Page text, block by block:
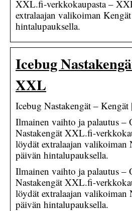
XXL.fi-verkkokaupasta –
extralaajan valikoiman
hintalupauksella.
Icebug
XXL
Icebug Nastakengät –
Ilmainen vaihto ja palautus –
Nastakengät XXL.fi-
löydät extralaajan valikoiman
päivän hintalupauksella.
Ilmainen vaihto ja palautus –
Nastakengät XXL.fi-
löydät extralaajan valikoiman
päivän hintalupauksella.